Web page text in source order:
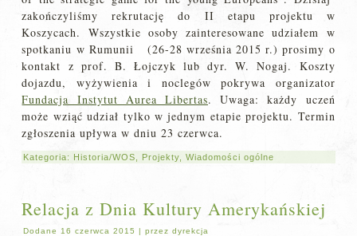
zakończyliśmy rekrutację do II etapu projektu w
Koszycach. Wszystkie osoby zainteresowane udziałem w
spotkaniu w Rumunii (26-28 września 2015 r.) prosimy o
kontakt z prof. B. Łojczyk lub dyr. W. Nogaj. Koszty
dojazdu, wyżywienia i noclegów pokrywa organizator
Fundacja Instytut Aurea Libertas. Uwaga: każdy uczeń
może wziąć udział tylko w jednym etapie projektu. Termin
zgłoszenia upływa w dniu 23 czerwca.
Kategoria: Historia/WOS Projekty ,Wiadomości ogólne
Relacja z Dnia Kultury Amerykańskiej
Dodane 16 czerwca 2015 |przez dyrekcja